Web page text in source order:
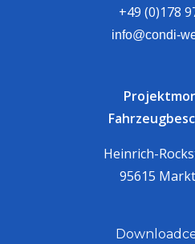
+49 (0)178
info@condi-
Heinrich-
95615